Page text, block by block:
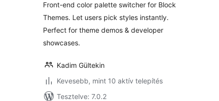
Front-end color palette switcher for Block
Themes. Let users pick styles instantly.
Perfect for theme demos & developer
showcases.
Kadim Gültekin
Kevesebb, mint 10 aktív telepítés
Tesztelve: 7.0.2